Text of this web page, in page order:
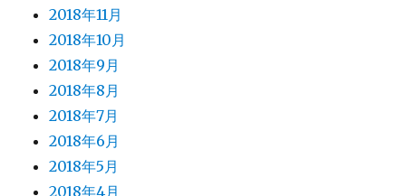
2018年11月
2018年10月
2018年9月
2018年8月
2018年7月
2018年6月
2018年5月
2018年4月